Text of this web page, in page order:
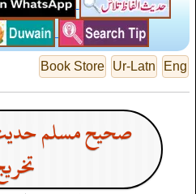
Eng
Ur-Latn
Book Store